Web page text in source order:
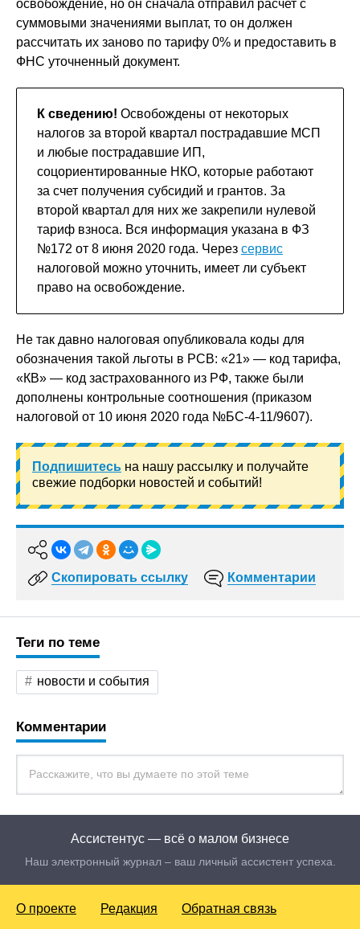
освобождение, но он сначала отправил расчет с
суммовыми значениями выплат, то он должен
рассчитать их заново по тарифу 0% и предоставить в
ФНС уточненный документ.
К сведению! Освобождены от некоторых
налогов за второй квартал пострадавшие МСП
и любые пострадавшие ИП,
соцориентированные НКО, которые работают
за счет получения субсидий и грантов. За
второй квартал для них же закрепили нулевой
тариф взноса. Вся информация указана в ФЗ
№172 от 8 июня 2020 года. Через сервис
налоговой можно уточнить, имеет ли субъект
право на освобождение.
Не так давно налоговая опубликовала коды для
обозначения такой льготы в РСВ: «21» — код тарифа,
«КВ» — код застрахованного из РФ, также были
дополнены контрольные соотношения (приказом
налоговой от 10 июня 2020 года №БС-4-11/9607).
Подпишитесь на нашу рассылку и получайте
свежие подборки новостей и событий!
Скопировать ссылку Комментарии
Теги по теме
новости и события
Комментарии
Ассистентус — всё о малом бизнесе
Наш электронный журнал – ваш личный ассистент успеха.
О проекте Редакция Обратная связь